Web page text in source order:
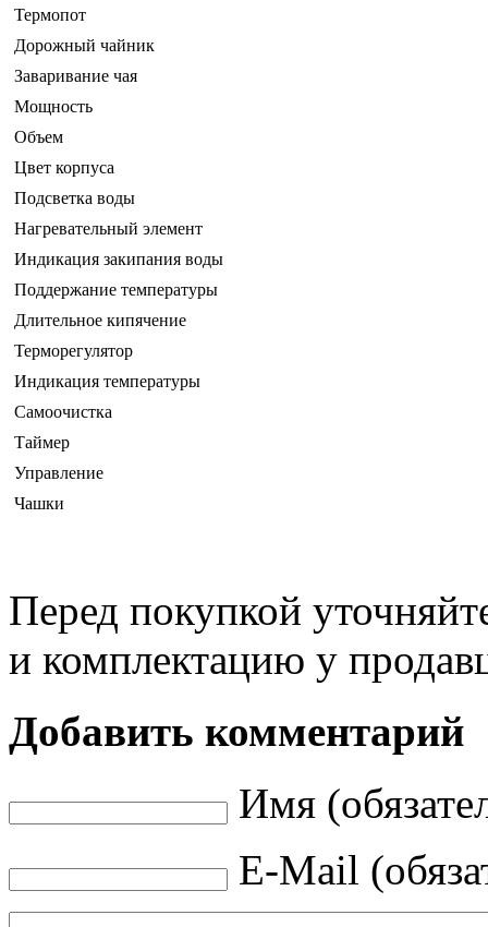
Термопот
Дорожный чайник
Заваривание чая
Мощность
Объем
Цвет корпуса
Подсветка воды
Нагревательный элемент
Индикация закипания воды
Поддержание температуры
Длительное кипячение
Терморегулятор
Индикация температуры
Самоочистка
Таймер
Управление
Чашки
Перед покупкой
и комплектацию у
Добавить комментарий
Имя
E-Mail